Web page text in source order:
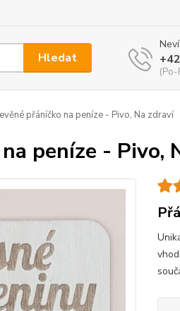
Hledat
přáníčko na peníze - Pivo, Na zdraví
peníze - Pivo,